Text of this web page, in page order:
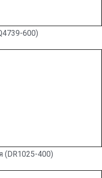
600)
(DR1025-400)